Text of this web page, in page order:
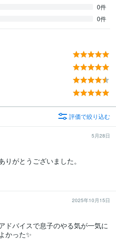
0件
0件
評価で絞り込む
5月28日
がとうございました。
2025年10月15日
ドバイスで息子のやる気が一気に
かった✨